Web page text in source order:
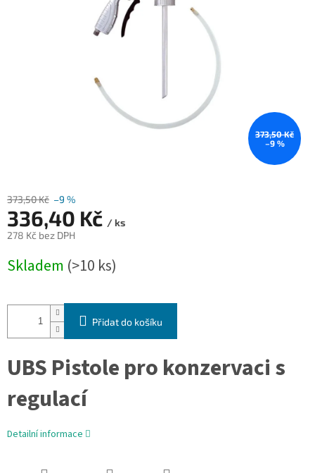
373,50 Kč
–9 %
373,50 Kč –9 %
336,40 Kč / ks
278 Kč bez DPH
cena:
Skladem (>10 ks)
Přidat do košíku
UBS Pistole pro konzervaci s
regulací
Detailní informace